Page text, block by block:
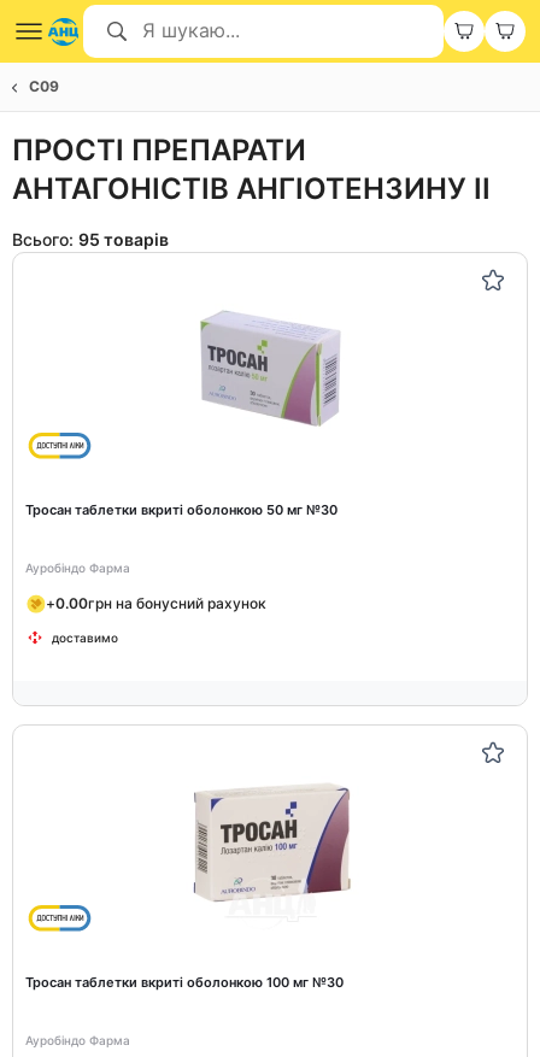
C09
ПРОСТІ ПРЕПАРАТИ
АНТАГОНІСТІВ АНГІОТЕНЗИНУ II
Всього: 95 товарів
Тросан таблетки вкриті оболонкою 50 мг №30
Ауробіндо Фарма
+0.00грн на бонусний рахунок
доставимо
Тросан таблетки вкриті оболонкою 100 мг №30
Ауробіндо Фарма